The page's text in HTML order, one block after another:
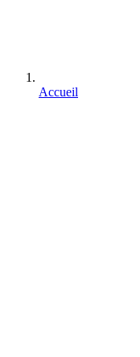
Accueil